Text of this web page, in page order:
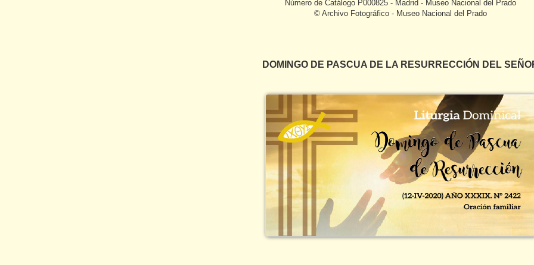
Número de Catálogo P000825 - Madrid - Museo Nacional del Prado
© Archivo Fotográfico - Museo Nacional del Prado
DOMINGO DE PASCUA DE LA RESURRECCIÓN DEL